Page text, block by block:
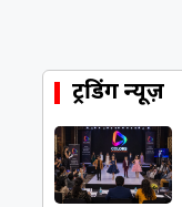
ट्रेंडिंग न्यूज़